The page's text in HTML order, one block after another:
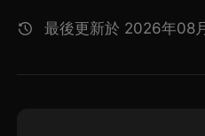
最後更新於 2026年08